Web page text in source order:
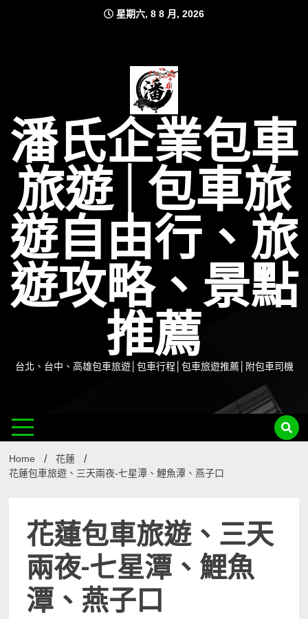
星期六, 8 8 月, 2026
潘氏企業包車
旅遊│包車旅
遊自由行、旅
遊攻略、景點
推薦
台北、台中、高雄包車旅遊│包車行程│包車旅遊推薦│附包車司機
Home
花蓮
花蓮包車旅遊、三天兩夜-七星潭、鯉魚潭、燕子口
花蓮包車旅遊、三天
兩夜-七星潭、鯉魚
潭、燕子口